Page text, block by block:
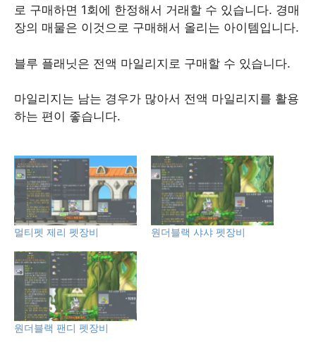
로 구매하면 1회에 한정해서 거래할 수 있습니다. 경매
장의 매물은 이것으로 구매해서 올리는 아이템입니다.
블루 플래닛은 전액 마일리지로 구매할 수 있습니다.
마일리지는 남는 경우가 많아서 전액 마일리지를 활용
하는 편이 좋습니다.
멀티펫 제리 펫장비 원더블랙 샤샤 펫장비
원더블랙 팬디 펫장비